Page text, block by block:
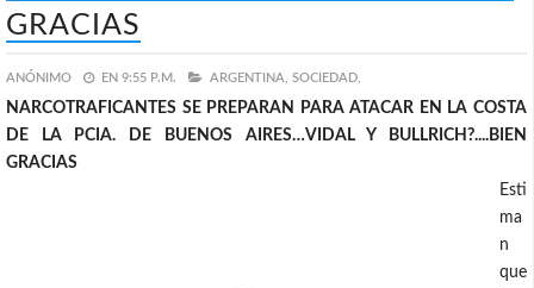
GRACIAS
ANÓNIMO EN 9:55 P.M. ARGENTINA, SOCIEDAD,
NARCOTRAFICANTES SE PREPARAN PARA ATACAR EN LA COSTA
DE LA PCIA. DE BUENOS AIRES…VIDAL Y BULLRICH?....BIEN
GRACIAS
Esti
ma
n
que